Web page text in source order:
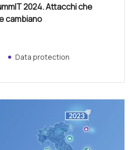
2024. Attacchi che
cambiano
Data protection